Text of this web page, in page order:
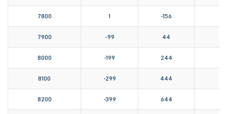
7800 1 -156
7900 -99 44
8000 -199 244
8100 -299 444
8200 -399 644